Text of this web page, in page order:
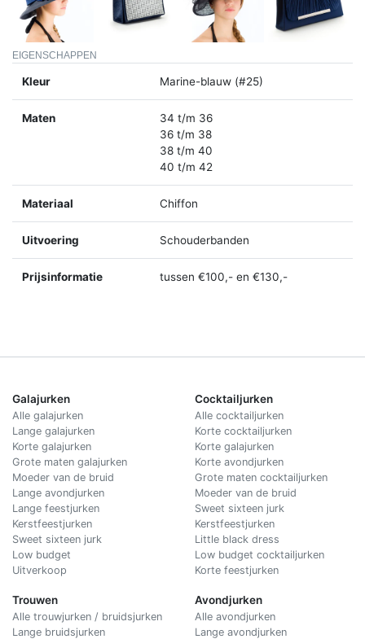
EIGENSCHAPPEN
Kleur Marine-blauw (#25)
Maten
34 t/m 36
36 t/m 38
38 t/m 40
40 t/m 42
Materiaal Chiffon
Uitvoering Schouderbanden
Prijsinformatie tussen €100,- en €130,-
Galajurken
Alle galajurken
Lange galajurken
Korte galajurken
Grote maten galajurken
Moeder van de bruid
Lange avondjurken
Lange feestjurken
Kerstfeestjurken
Sweet sixteen jurk
Low budget
Uitverkoop
Trouwen
Alle trouwjurken / bruidsjurken
Lange bruidsjurken
Cocktailjurken
Alle cocktailjurken
Korte cocktailjurken
Korte galajurken
Korte avondjurken
Grote maten cocktailjurken
Moeder van de bruid
Sweet sixteen jurk
Kerstfeestjurken
Little black dress
Low budget cocktailjurken
Korte feestjurken
Avondjurken
Alle avondjurken
Lange avondjurken